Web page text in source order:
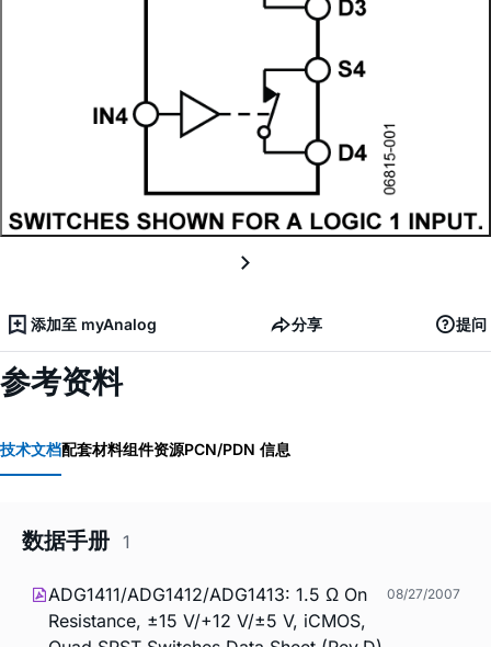
添加至 myAnalog 分享 提问
参考资料
技术文档配套材料组件资源PCN/PDN 信息
数据手册 1
ADG1411/ADG1412/ADG1413: 1.5 Ω On
Resistance, ±15 V/+12 V/±5 V, iCMOS,
08/27/2007